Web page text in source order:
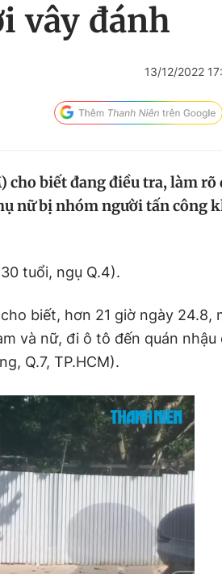
vây đánh
13/12/2022
cho biết đang điều tra, làm
nữ bị nhóm người tấn công
tuổi, ngụ Q.4).
biết, hơn 21 giờ ngày 24.8,
và nữ, đi ô tô đến quán nhậu
Q.7, TP.HCM).